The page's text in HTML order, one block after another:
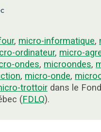
, micro-informatique,
ordinateur, micro-
ondes, microondes,
, micro-onde,
trottoir dans le
(FDLQ).